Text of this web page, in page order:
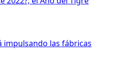
impulsando las fábricas